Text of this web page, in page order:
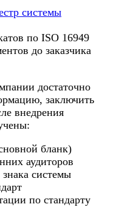
системы
по ISO 16949
до заказчика
достаточно
заключить
внедрения
бланк)
аудиторов
системы
по стандарту